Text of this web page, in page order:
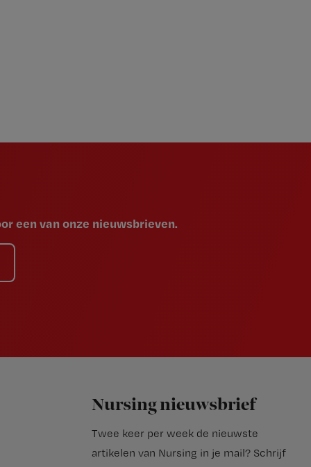
een van onze nieuwsbrieven.
Nursing nieuwsbrief
Twee keer per week de nieuwste
artikelen van Nursing in je mail? Schrijf